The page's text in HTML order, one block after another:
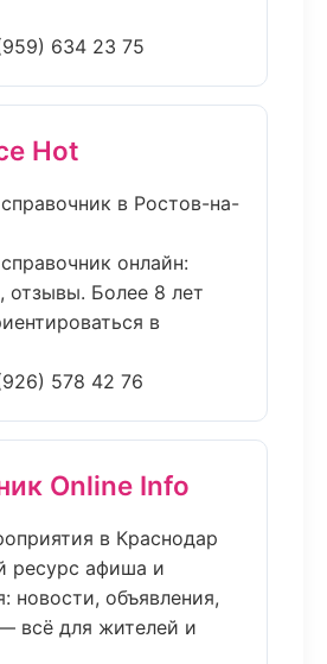
634 23 75
Hot
в Ростов-на-
онлайн:
отзывы. Более 8 лет
в
578 42 76
Online Info
в Краснодар
ресурс афиша и
новости, объявления,
всё для жителей и